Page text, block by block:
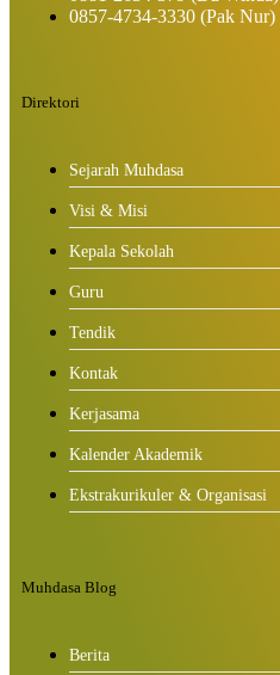
0857-4734-3330 (Pak Nur)
Direktori
Sejarah Muhdasa
Visi & Misi
Kepala Sekolah
Guru
Tendik
Kontak
Kerjasama
Kalender Akademik
Ekstrakurikuler & Organisasi
Muhdasa Blog
Berita